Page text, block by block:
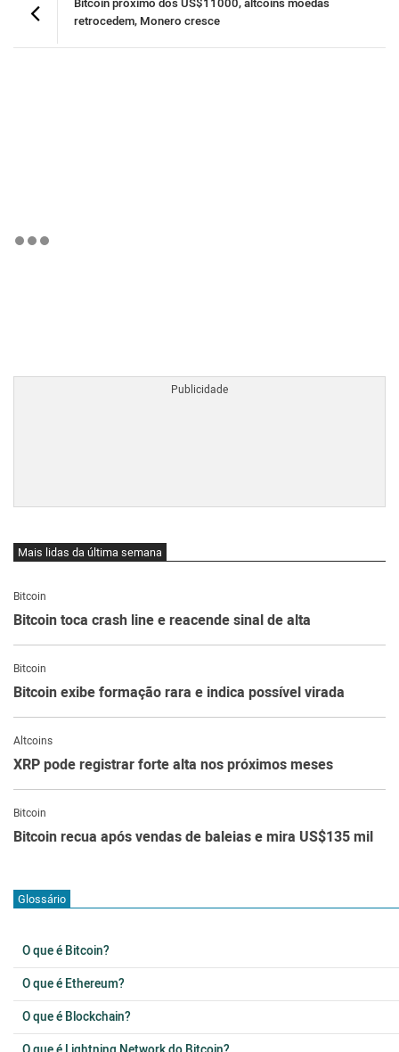
Bitcoin próximo dos US$11000, altcoins moedas
retrocedem, Monero cresce
Mais lidas da última semana
Bitcoin
Bitcoin toca crash line e reacende sinal de alta
Bitcoin
Bitcoin exibe formação rara e indica possível virada
Altcoins
XRP pode registrar forte alta nos próximos meses
Bitcoin
Bitcoin recua após vendas de baleias e mira US$135 mil
Glossário
O que é Bitcoin?
O que é Ethereum?
O que é Blockchain?